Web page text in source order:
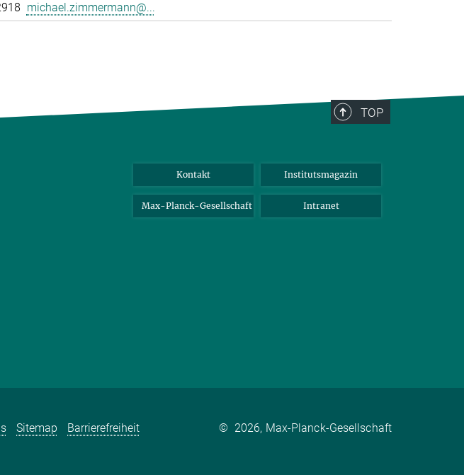
michael.zimmermann@...
TOP
Kontakt Institutsmagazin
Max-Planck-Gesellschaft Intranet
Sitemap Barrierefreiheit © 2026, Max-Planck-Gesellschaft